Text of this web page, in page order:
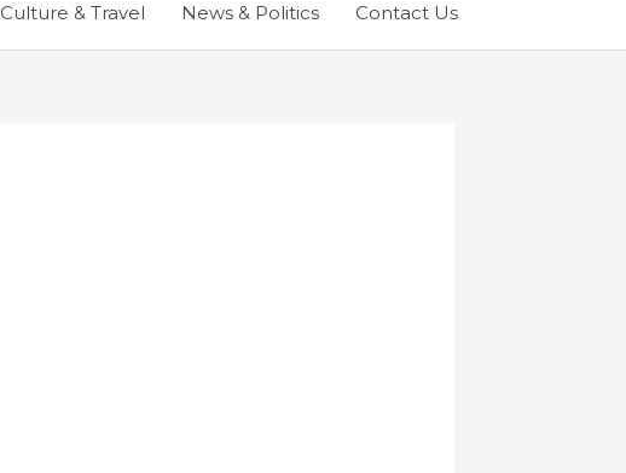
Culture & Travel News & Politics Contact Us